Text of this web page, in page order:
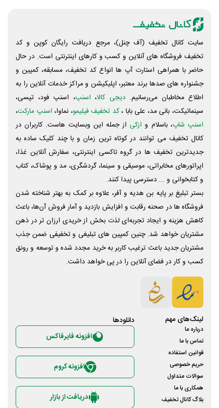
سایت کانال تخفیف (آف چنل)، مرجع دریافت رایگان کوپن و کد
تخفیف فروشگاه های آنلاین و کسب و‌ کارهای اینترنتی است. در حال
حاضر با همراهی استارت آپ ها انواع کد تخفیف، مسابقه، کمپین و
جشنواره های صدها برند معتبر، اپلیکیشن و مراکز خدمات آنلاین را به
اطلاع مخاطبان می‌رسانیم. دیجی کالا، اسنپ، اسنپ فود، تپسی،
سینماتیکت، بانی مد، علی‌ بابا ،کد تخفیف فیلیمو، نماوا، اسنپ مارکت،
اسنپ شاپ، باسلام و ازکی از جمله این وبسایت ‌هاست. کاربران در
کانال تخفیف می توانند در کوتاه ترین زمان و با چند کلیک ساده به
جدیدترین تخفیف ها در گروه تاکسی اینترنتی، سفارش آنلاین غذا،
اپراتورهای مخابراتی، موسیقی و سینما، گردشگری، مد و پوشاک، کتاب
و کتابخوانی و ... دسترسی پیدا کنند.
بستر تبلیغ بر پایه بن هدیه و آفر، علاوه بر کمک به بهتر شناخته شدن
فروشگاه ها در صحنه رقابت و افزایش بازدید و آمار فروش آن‌ها، باعث
کاهش هزینه و ایجاد تجربه‌ای لذت بخش از خریدی ارزان تر در ذهن
مشتریان خواهد شد. چنین کمپین های تبلیغی و تخفیفی ضمن جذب
مشتریان جدید باعث ترغیب کاربر به خرید مجدد شده و توسعه و رونق
کسب و کار در فضای آنلاین را در پی خواهد داشت.
لینک‌های مهم
درباره ما
تماس با ما
قوانین استفاده
حریم خصوصی
سوالات متداول
همکاری با ما
بلاگ کانال تخفیف
دانلود‌ها
افزونه فایرفاکس
افزونه کروم
دریافت از بازار